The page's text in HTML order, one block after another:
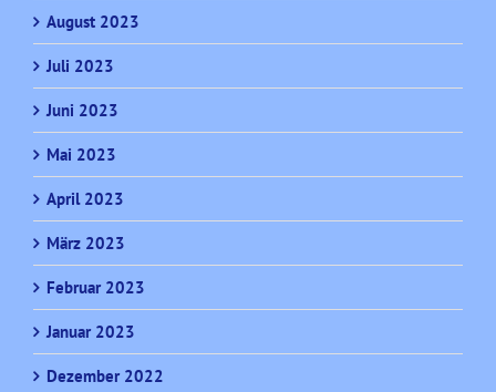
August 2023
Juli 2023
Juni 2023
Mai 2023
April 2023
März 2023
Februar 2023
Januar 2023
Dezember 2022